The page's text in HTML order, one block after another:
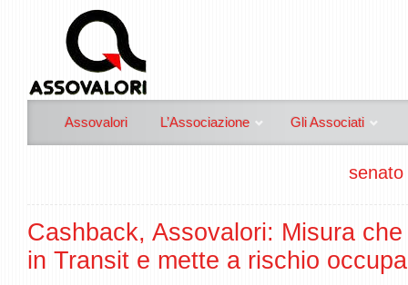
Assovalori L’Associazione Gli Associati
senato
Cashback, Assovalori: Misura
in Transit e mette a rischio